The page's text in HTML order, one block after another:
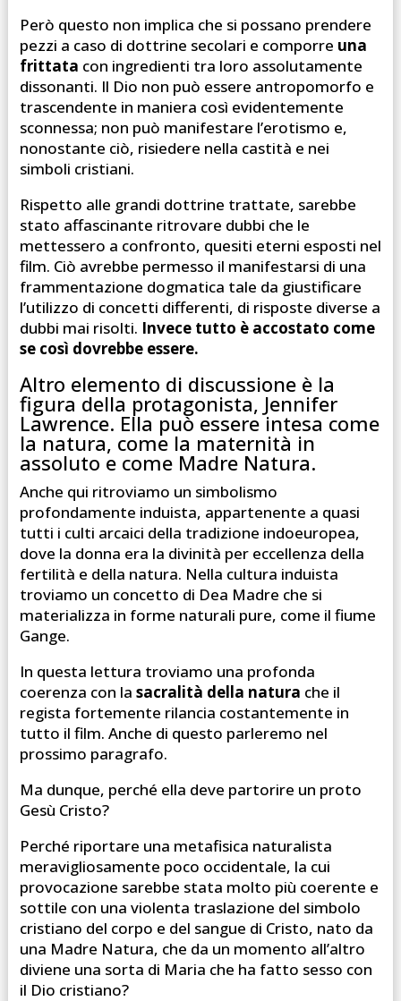
Però questo non implica che si possano prendere
pezzi a caso di dottrine secolari e comporre una
frittata con ingredienti tra loro assolutamente
dissonanti. Il Dio non può essere antropomorfo e
trascendente in maniera così evidentemente
sconnessa; non può manifestare l’erotismo e,
nonostante ciò, risiedere nella castità e nei
simboli cristiani.
Rispetto alle grandi dottrine trattate, sarebbe
stato affascinante ritrovare dubbi che le
mettessero a confronto, quesiti eterni esposti nel
film. Ciò avrebbe permesso il manifestarsi di una
frammentazione dogmatica tale da giustificare
l’utilizzo di concetti differenti, di risposte diverse a
dubbi mai risolti. Invece tutto è accostato come
se così dovrebbe essere.
Altro elemento di discussione è la
figura della protagonista, Jennifer
Lawrence. Ella può essere intesa come
la natura, come la maternità in
assoluto e come Madre Natura.
Anche qui ritroviamo un simbolismo
profondamente induista, appartenente a quasi
tutti i culti arcaici della tradizione indoeuropea,
dove la donna era la divinità per eccellenza della
fertilità e della natura. Nella cultura induista
troviamo un concetto di Dea Madre che si
materializza in forme naturali pure, come il fiume
Gange.
In questa lettura troviamo una profonda
coerenza con la sacralità della natura che il
regista fortemente rilancia costantemente in
tutto il film. Anche di questo parleremo nel
prossimo paragrafo.
Ma dunque, perché ella deve partorire un proto
Gesù Cristo?
Perché riportare una metafisica naturalista
meravigliosamente poco occidentale, la cui
provocazione sarebbe stata molto più coerente e
sottile con una violenta traslazione del simbolo
cristiano del corpo e del sangue di Cristo, nato da
una Madre Natura, che da un momento all’altro
diviene una sorta di Maria che ha fatto sesso con
il Dio cristiano?